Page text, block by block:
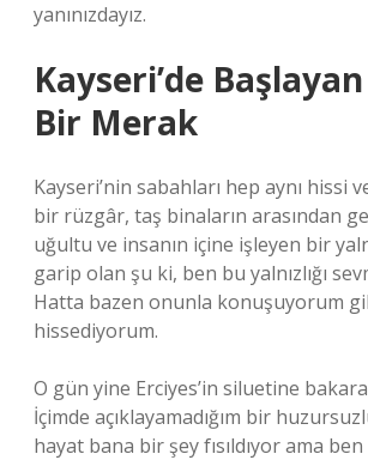
yanınızdayız.
Kayseri’de
Bir Merak
Kayseri’nin sabahları hep aynı hissi
bir rüzgâr, taş binaların arasından
uğultu ve insanın içine işleyen bir
garip olan şu ki, ben bu yalnızlığı
Hatta bazen onunla konuşuyorum
hissediyorum.
O gün yine Erciyes’in siluetine
İçimde açıklayamadığım bir
hayat bana bir şey fısıldıyor ama